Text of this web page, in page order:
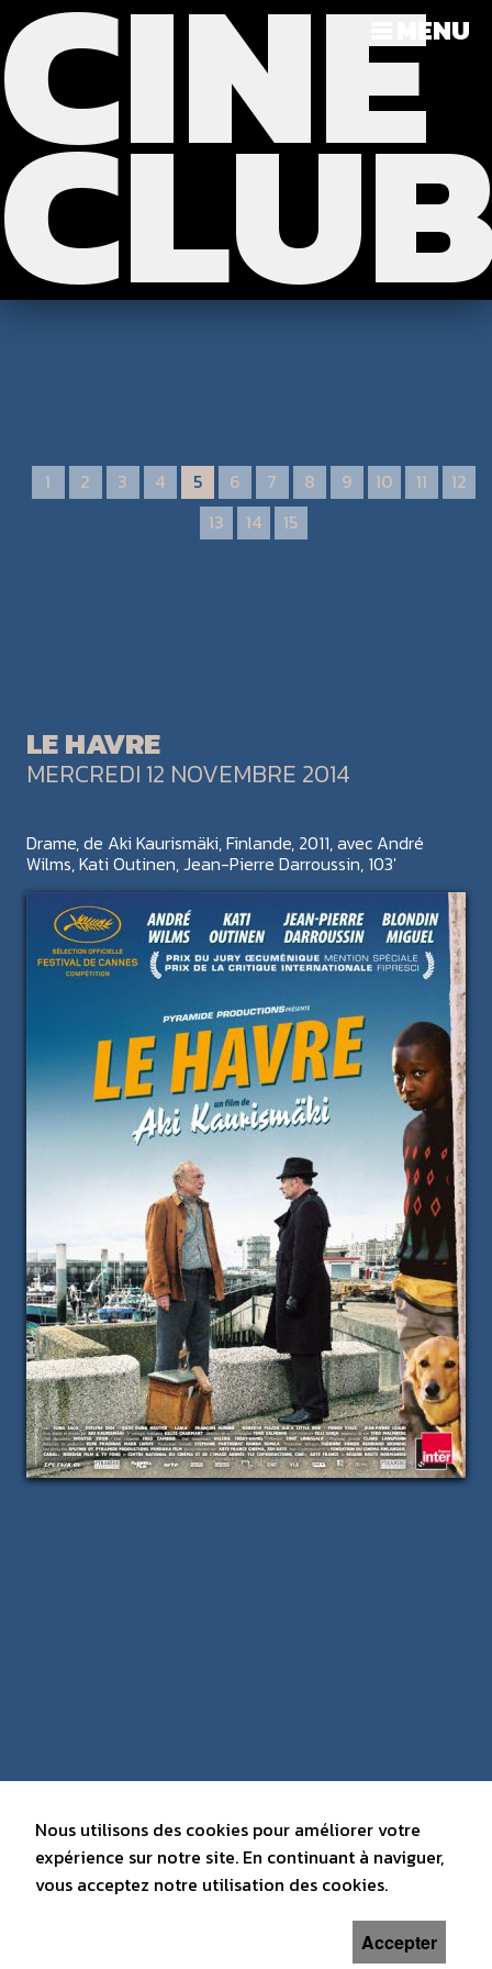
MENU
CINE
>>>
1 2 3 4 5 6 7 8 9 10 11
12
13
14 15
LE HAVRE
MERCREDI 12 NOVEMBRE 2014
Drame, de Aki Kaurismäki, Finlande, 2011, avec André
Wilms, Kati Outinen, Jean-Pierre Darroussin, 103'
Nous utilisons des cookies pour améliorer votre
expérience sur notre site. En continuant à naviguer,
vous acceptez notre utilisation des cookies.
Accepter